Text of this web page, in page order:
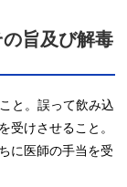
旨及び解毒
と。誤って飲み込
受けさせること。
に医師の手当を受